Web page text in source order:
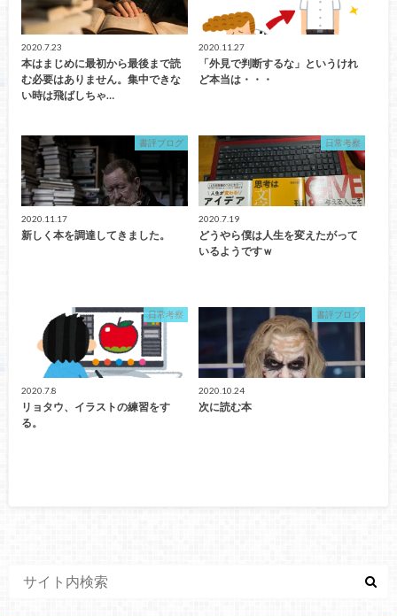
2020.7.23
本はまじめに最初から最後まで読
む必要はありません。集中できな
い時は飛ばしちゃ…
2020.11.27
「外見で判断するな」というけれ
ど本当は・・・
書評ブログ
2020.11.17
新しく本を調達してきました。
日常考察
2020.7.19
どうやら僕は人生を変えたがって
いるようですｗ
日常考察
2020.7.8
リョタウ、イラストの練習をす
る。
書評ブログ
2020.10.24
次に読む本